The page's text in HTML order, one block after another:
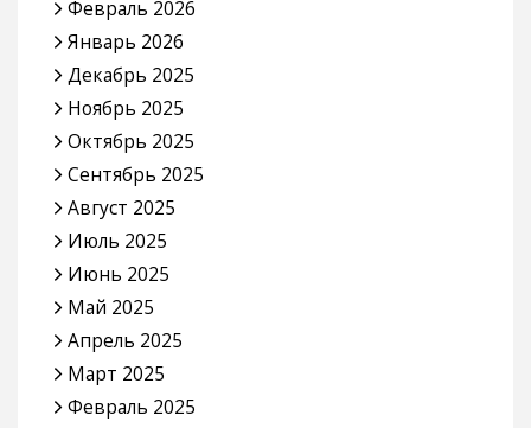
Февраль 2026
Январь 2026
Декабрь 2025
Ноябрь 2025
Октябрь 2025
Сентябрь 2025
Август 2025
Июль 2025
Июнь 2025
Май 2025
Апрель 2025
Март 2025
Февраль 2025